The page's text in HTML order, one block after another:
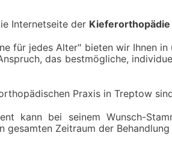
Internetseite der
für jedes Alter" bieten wir Ihnen
das bestmögliche,
Praxis in Treptow
kann bei seinem Wunsch-
gesamten Zeitraum der